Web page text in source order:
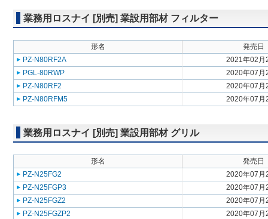
業務用ロスナイ [別売] 業設用部材 フィルター
形名
発売日
PZ-N80RF2A
2021年02月
PGL-80RWP
2020年07月
PZ-N80RF2
2020年07月
PZ-N80RFM5
2020年07月
業務用ロスナイ [別売] 業設用部材 グリル
形名
発売日
PZ-N25FG2
2020年07月
PZ-N25FGP3
2020年07月
PZ-N25FGZ2
2020年07月
PZ-N25FGZP2
2020年07月